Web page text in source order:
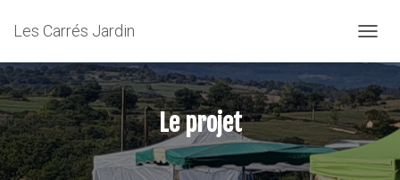
Les Carrés Jardin
Le projet